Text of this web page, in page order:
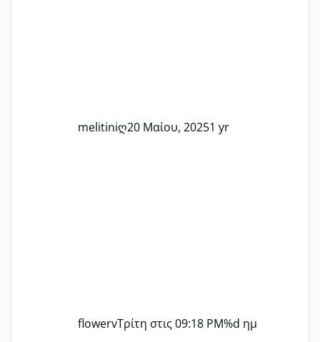
melitiniღ20 Μαίου, 20251 yr
flowervΤρίτη στις 09:18 PM%d ημ